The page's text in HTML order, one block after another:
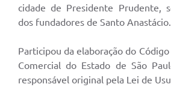
cidade de Presidente Prudente,
dos fundadores de Santo Anastácio.
Participou da elaboração do
Comercial do Estado de São
responsável original pela Lei de